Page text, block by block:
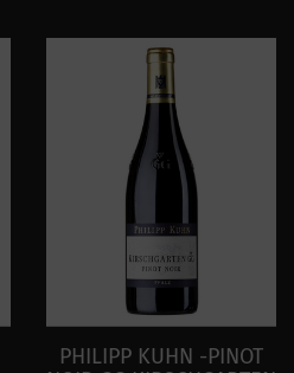
PHILIPP KUHN -PINOT